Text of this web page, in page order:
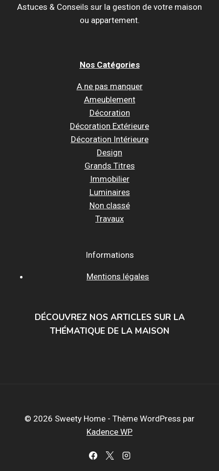
Astuces & Conseils sur la gestion de votre maison
ou appartement.
Nos Catégories
A ne pas manquer
Ameublement
Décoration
Décoration Extérieure
Décoration Intérieure
Design
Grands Titres
Immobilier
Luminaires
Non classé
Travaux
Informations
Mentions légales
DÉCOUVREZ NOS ARTICLES SUR LA
THÉMATIQUE DE LA MAISON
© 2026 Sweety Home - Thème WordPress par
Kadence WP